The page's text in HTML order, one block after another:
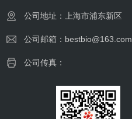
公司地址：上海市浦东新区
公司邮箱：bestbio@163.com
公司传真：